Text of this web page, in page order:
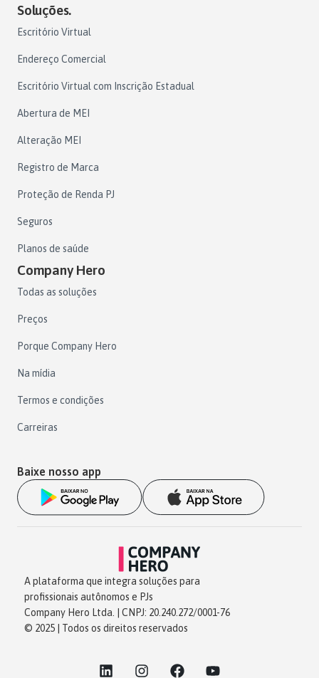
Soluções.
Escritório Virtual
Endereço Comercial
Escritório Virtual com Inscrição Estadual
Abertura de MEI
Alteração MEI
Registro de Marca
Proteção de Renda PJ
Seguros
Planos de saúde
Company Hero
Todas as soluções
Preços
Porque Company Hero
Na mídia
Termos e condições
Carreiras
Baixe nosso app
A plataforma que integra soluções para
profissionais autônomos e PJs
Company Hero Ltda. | CNPJ: 20.240.272/0001-76
© 2025 | Todos os direitos reservados